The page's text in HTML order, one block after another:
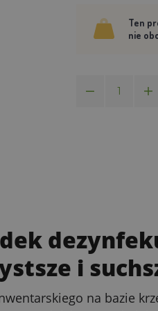
Ten
nie
i
na bazie